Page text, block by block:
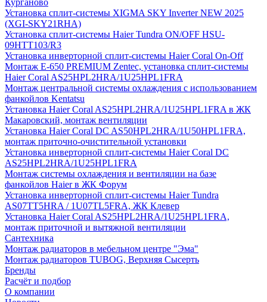
Курганово
Установка сплит-системы XIGMA SKY Inverter NEW 2025
(XGI-SKY21RHA)
Установка сплит-системы Haier Tundra ON/OFF HSU-
09HTT103/R3
Установка инверторной сплит-системы Haier Coral On-Off
Монтаж E-650 PREMIUM Zentec, установка сплит-системы
Haier Coral AS25HPL2HRA/1U25HPL1FRA
Монтаж центральной системы охлаждения с использованием
фанкойлов Kentatsu
Установка Haier Coral AS25HPL2HRA/1U25HPL1FRA в ЖК
Макаровский, монтаж вентиляции
Установка Haier Coral DC AS50HPL2HRA/1U50HPL1FRA,
монтаж приточно-очистительной установки
Установка инверторной сплит-системы Haier Coral DC
AS25HPL2HRA/1U25HPL1FRA
Монтаж системы охлаждения и вентиляции на базе
фанкойлов Haier в ЖК Форум
Установка инверторной сплит-системы Haier Tundra
AS07TT5HRA / 1U07TL5FRA, ЖК Клевер
Установка Haier Coral AS25HPL2HRA/1U25HPL1FRA,
монтаж приточной и вытяжной вентиляции
Сантехника
Монтаж радиаторов в мебельном центре "Эма"
Монтаж радиаторов TUBOG, Верхняя Сысерть
Бренды
Расчёт и подбор
О компании